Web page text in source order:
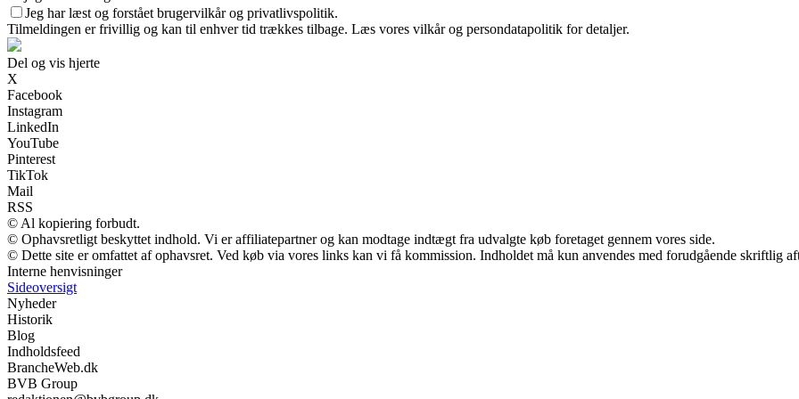
Jeg har læst og forstået brugervilkår og privatlivspolitik.
Tilmeldingen er frivillig og kan til enhver tid trækkes tilbage. Læs vores vilkår og persondatapolitik for detaljer.
Del og vis hjerte
X
Facebook
Instagram
LinkedIn
YouTube
Pinterest
TikTok
Mail
RSS
© Al kopiering forbudt.
© Ophavsretligt beskyttet indhold. Vi er affiliatepartner og kan modtage indtægt fra udvalgte køb foretaget gennem vores side.
© Dette site er omfattet af ophavsret. Ved køb via vores links kan vi få kommission. Indholdet må kun anvendes med forudgående skriftlig
Interne henvisninger
Sideoversigt
Nyheder
Historik
Blog
Indholdsfeed
BrancheWeb.dk
BVB Group